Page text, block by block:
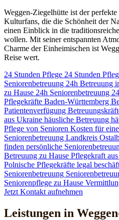
Weggen-Ziegelhütte ist der
Kulturfans, die die Schönheit der
einen Einblick in die
wollen. Mit seiner entspannten
Charme der Einheimischen ist
Reise wert.
24 Stunden Pflege 24 Stunden
Seniorenbetreuung 24h Betreuung
zu Hause 24h Seniorenbetreuung
Pflegekräfte Baden-Württemberg
Patientenverfügung
aus Ukraine häusliche Betreuung
Pflege von Senioren Kosten für
Seniorenbetreuung Landkreis
finden persönliche
Betreuung zu Hause Pflegekraft
Polnische Pflegekräfte legal
Seniorenbetreuung
Seniorenpflege zu Hause
Jetzt Kontakt aufnehmen
Leistungen in